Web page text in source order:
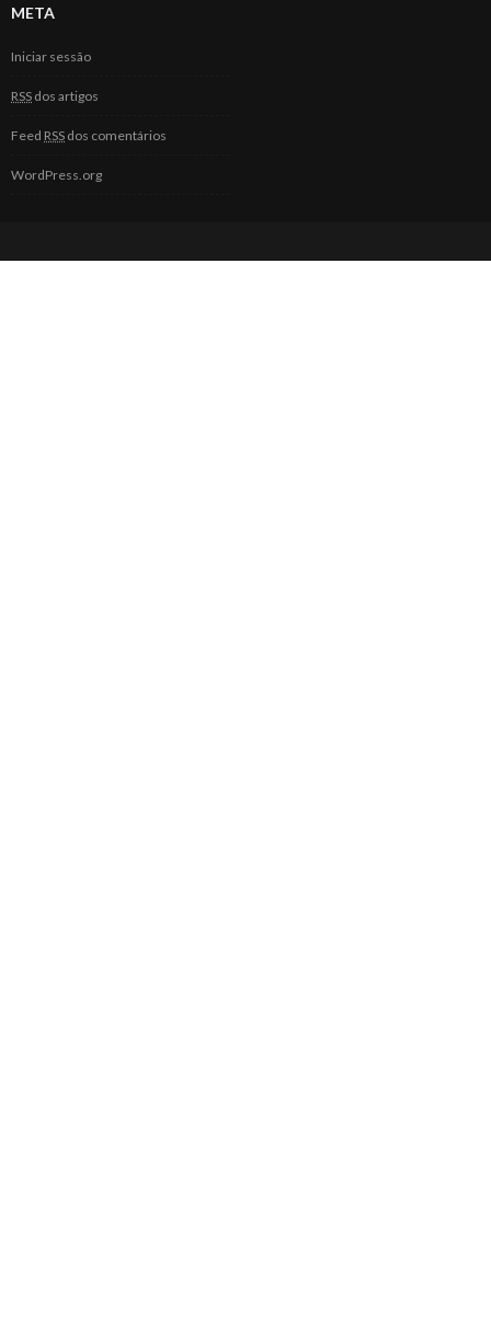
META
Iniciar sessão
RSS dos artigos
Feed RSS dos comentários
WordPress.org